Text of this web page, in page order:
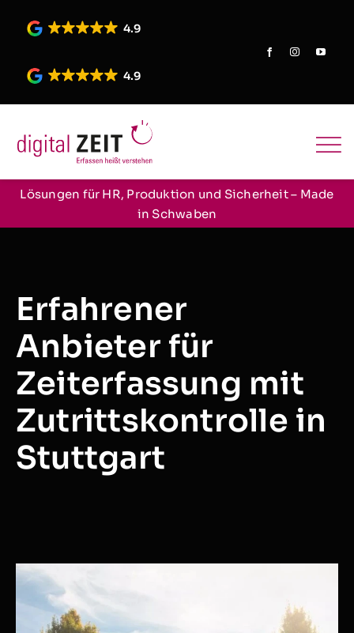
4.9
4.9
Lösungen für HR, Produktion und Sicherheit – Made
in Schwaben
Erfahrener
Anbieter für
Zeiterfassung mit
Zutrittskontrolle in
Stuttgart